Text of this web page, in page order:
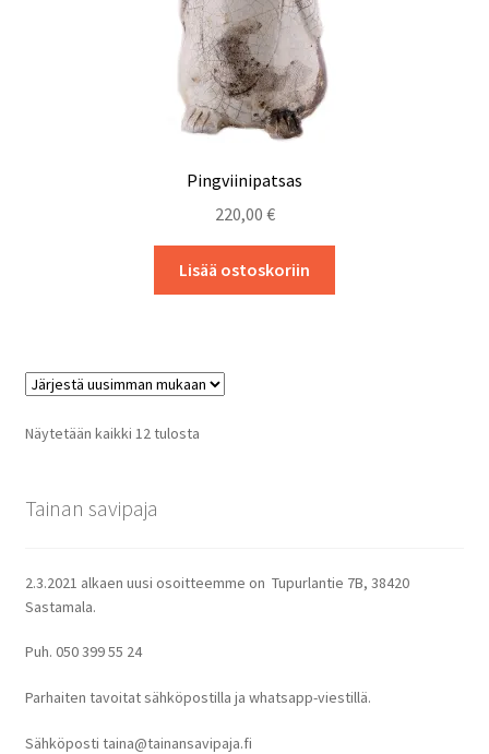
Pingviinipatsas
220,00 €
Lisää ostoskoriin
Näytetään kaikki 12 tulostaSorted
Tainan savipaja
2.3.2021 alkaen uusi osoitteemme on Tupurlantie 7B, 38420
Sastamala.
Puh. 050 399 55 24
Parhaiten tavoitat sähköpostilla ja whatsapp-viestillä.
Sähköposti taina@tainansavipaja.fi